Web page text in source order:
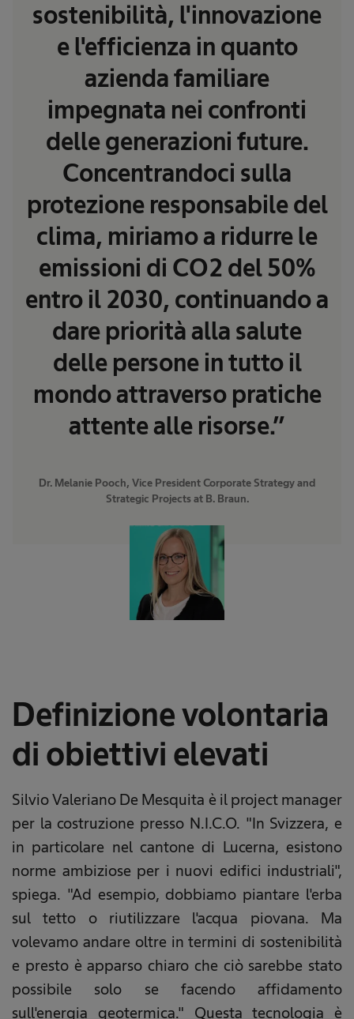
sostenibilità, l'innovazione
e l'efficienza in quanto
azienda familiare
impegnata nei confronti
delle generazioni future.
Concentrandoci sulla
protezione responsabile del
clima, miriamo a ridurre le
emissioni di CO2 del 50%
entro il 2030, continuando a
dare priorità alla salute
delle persone in tutto il
mondo attraverso pratiche
attente alle risorse.”
Dr. Melanie Pooch, Vice President Corporate Strategy and
Strategic Projects at B. Braun.
Definizione volontaria
di obiettivi elevati
Silvio Valeriano De Mesquita è il project manager
per la costruzione presso N.I.C.O. "In Svizzera, e
in particolare nel cantone di Lucerna, esistono
norme ambiziose per i nuovi edifici industriali",
spiega. "Ad esempio, dobbiamo piantare l'erba
sul tetto o riutilizzare l'acqua piovana. Ma
volevamo andare oltre in termini di sostenibilità
e presto è apparso chiaro che ciò sarebbe stato
possibile solo se facendo affidamento
sull'energia geotermica." Questa tecnologia è